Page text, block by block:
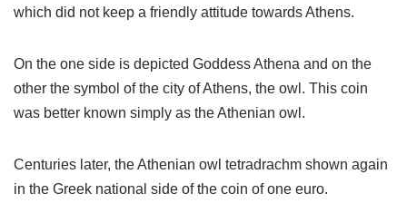
which did not keep a friendly attitude towards Athens.
On the one side is depicted Goddess Athena and οn the
other the symbol of the city of Athens, the owl. This coin
was better known simply as the Athenian owl.
Centuries later, the Athenian owl tetradrachm shown again
in the Greek national side of the coin of one euro.